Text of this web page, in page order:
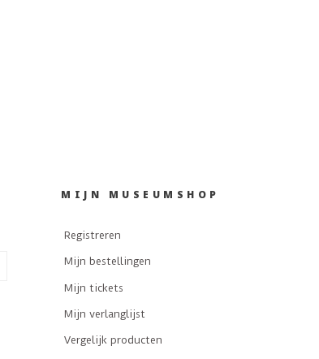
MIJN MUSEUMSHOP
Registreren
Mijn bestellingen
Mijn tickets
Mijn verlanglijst
Vergelijk producten